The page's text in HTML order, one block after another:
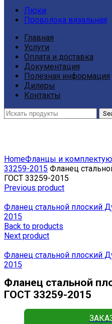
Люки
Проволока вязальная
Главная
Услуги
Оплата и доставка
Документация
Полезная информация
Дилеры
Контакты
HomeФланцы и
33259-2015 Фланец
ГОСТ 33259-2015
Previous product
Фланец стальной плоский
2015
Back to products
Next product
Фланец стальной плоский
2015
Фланец стальной
ГОСТ 33259-2015